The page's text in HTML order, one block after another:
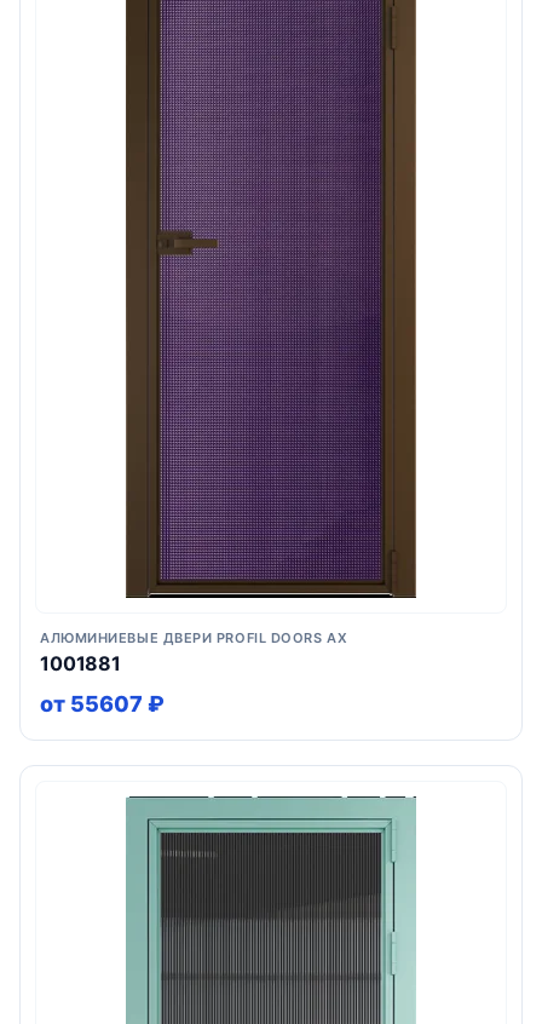
АЛЮМИНИЕВЫЕ ДВЕРИ PROFIL DOORS AX
1001881
от 55607 ₽